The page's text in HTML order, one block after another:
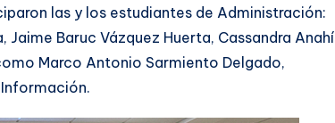
las y los estudiantes de Administración:
Baruc Vázquez Huerta, Cassandra Anahí
Marco Antonio Sarmiento Delgado,